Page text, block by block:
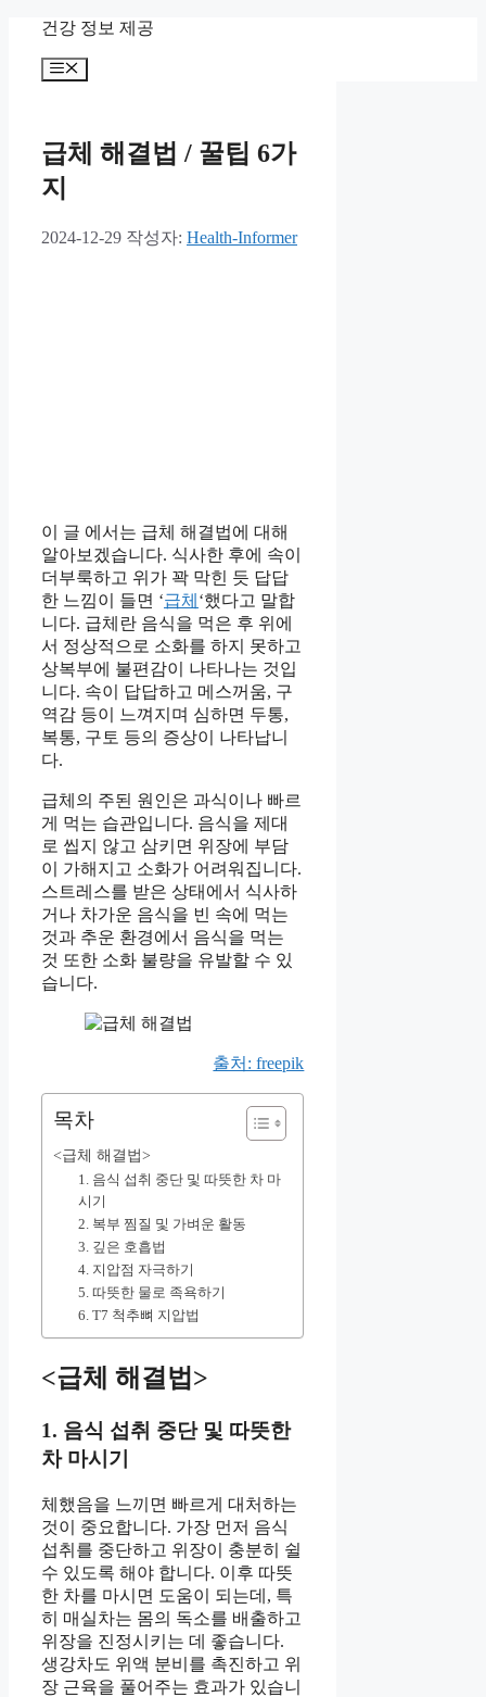
건강 정보 제공
메
급체 해결법 / 꿀팁 6가
지
2024-12-29 작성자: Health-Informer
이 글 에서는 급체 해결법에 대해
알아보겠습니다. 식사한 후에 속이
더부룩하고 위가 꽉 막힌 듯 답답
한 느낌이 들면 ‘급체 ‘했다고 말합
니다. 급체란 음식을 먹은 후 위에
서 정상적으로 소화를 하지 못하고
상복부에 불편감이 나타나는 것입
니다. 속이 답답하고 메스꺼움, 구
역감 등이 느껴지며 심하면 두통,
복통, 구토 등의 증상이 나타납니
다.
급체의 주된 원인은 과식이나 빠르
게 먹는 습관입니다. 음식을 제대
로 씹지 않고 삼키면 위장에 부담
이 가해지고 소화가 어려워집니다.
스트레스를 받은 상태에서 식사하
거나 차가운 음식을 빈 속에 먹는
것과 추운 환경에서 음식을 먹는
것 또한 소화 불량을 유발할 수 있
습니다.
출처: freepik
목차
<급체 해결법>
1. 음식 섭취 중단 및 따뜻한 차 마
시기
2. 복부 찜질 및 가벼운 활동
3. 깊은 호흡법
4. 지압점 자극하기
5. 따뜻한 물로 족욕하기
6. T7 척추뼈 지압법
<급체 해결법>
1. 음식 섭취 중단 및 따뜻한
차 마시기
체했음을 느끼면 빠르게 대처하는
것이 중요합니다. 가장 먼저 음식
섭취를 중단하고 위장이 충분히 쉴
수 있도록 해야 합니다. 이후 따뜻
한 차를 마시면 도움이 되는데, 특
히 매실차는 몸의 독소를 배출하고
위장을 진정시키는 데 좋습니다.
생강차도 위액 분비를 촉진하고 위
장 근육을 풀어주는 효과가 있습니